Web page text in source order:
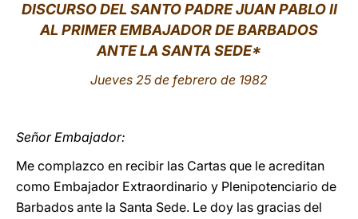
中文
DISCURSO DEL SANTO PADRE JUAN PABLO II
AL PRIMER EMBAJADOR DE BARBADOS
ANTE LA SANTA SEDE*
Jueves 25 de febrero de 1982
Señor Embajador:
Me complazco en recibir las Cartas que le acreditan
como Embajador Extraordinario y Plenipotenciario de
Barbados ante la Santa Sede. Le doy las gracias del